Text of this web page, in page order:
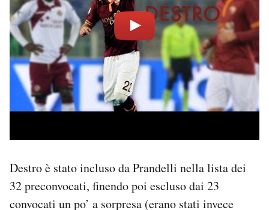
Destro è stato incluso da Prandelli nella lista dei
32 preconvocati, finendo poi escluso dai 23
convocati un po’ a sorpresa (erano stati invece